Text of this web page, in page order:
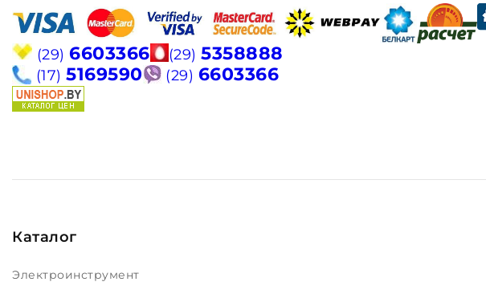
(29) 6603366 (29) 5358888
(17) 5169590 (29) 6603366
Каталог
Электроинструмент